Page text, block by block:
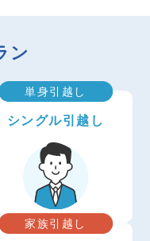
ン
単身引越し
シングル引越し
家族引越し